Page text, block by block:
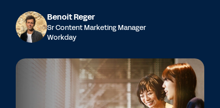
Benoit Reger
Sr Content Marketing Manager
Workday